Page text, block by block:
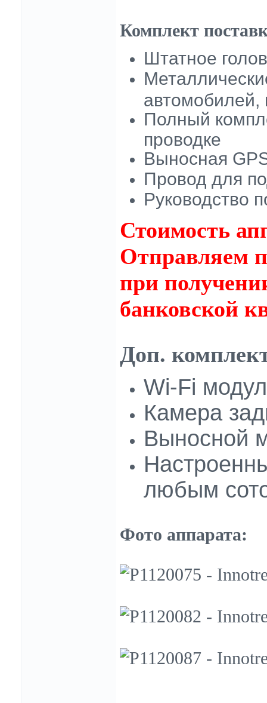
Комплект
Штатное
автомобилей,
Полный
проводке
Выносная
Провод для
Руководство
Стоимость
Отправляем
при
банковской
Доп.
Wi-Fi
Камера
Выносной
любым
Фото аппарата: